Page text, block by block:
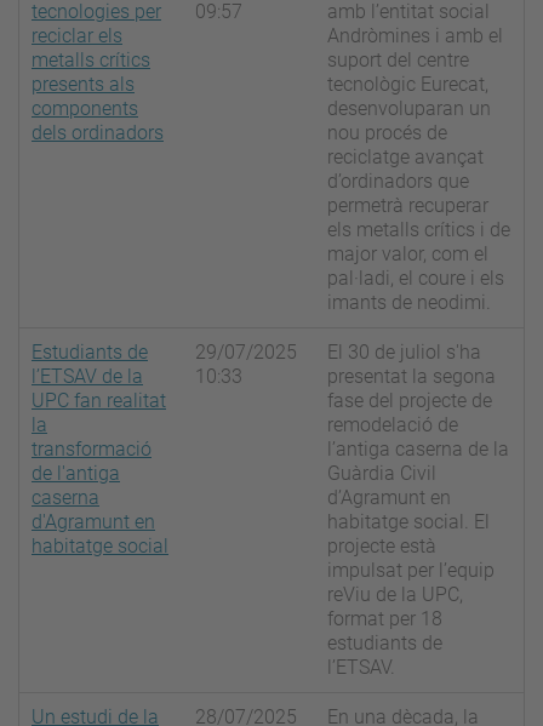
tecnologies per
reciclar els
metalls crítics
presents als
components
dels ordinadors
09:57
amb l’entitat social
Andròmines i amb el
suport del centre
tecnològic Eurecat,
desenvoluparan un
nou procés de
reciclatge avançat
d’ordinadors que
permetrà recuperar
els metalls crítics i de
major valor, com el
pal·ladi, el coure i els
imants de neodimi.
Estudiants de
l’ETSAV de la
UPC fan realitat
la
transformació
de l'antiga
caserna
d'Agramunt en
habitatge social
29/07/2025
10:33
El 30 de juliol s'ha
presentat la segona
fase del projecte de
remodelació de
l’antiga caserna de la
Guàrdia Civil
d’Agramunt en
habitatge social. El
projecte està
impulsat per l’equip
reViu de la UPC,
format per 18
estudiants de
l’ETSAV.
Un estudi de la 28/07/2025 En una dècada, la